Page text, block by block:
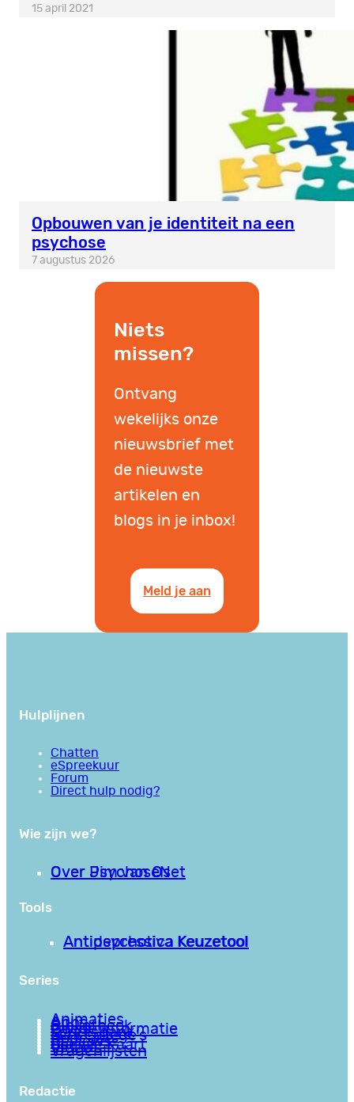
15 april 2021
Opbouwen van je identiteit na een
psychose
7 augustus 2026
Niets
missen?
Ontvang
wekelijks onze
nieuwsbrief met
de nieuwste
artikelen en
blogs in je inbox!
Meld je aan
Hulplijnen
Chatten
eSpreekuur
Forum
Direct hulp nodig?
Wie zijn we?
Over PsychoseNet
Over Jim van Os
Tools
Antipsychotica Keuzetool
Antidepressiva Keuzetool
Series
Animaties
Apps
Bibliotheek
Goede informatie
Kennisbank
Mini college’s
Podcasts
Reviews
Sociale Kaart
Video’s
Vragenlijsten
Redactie